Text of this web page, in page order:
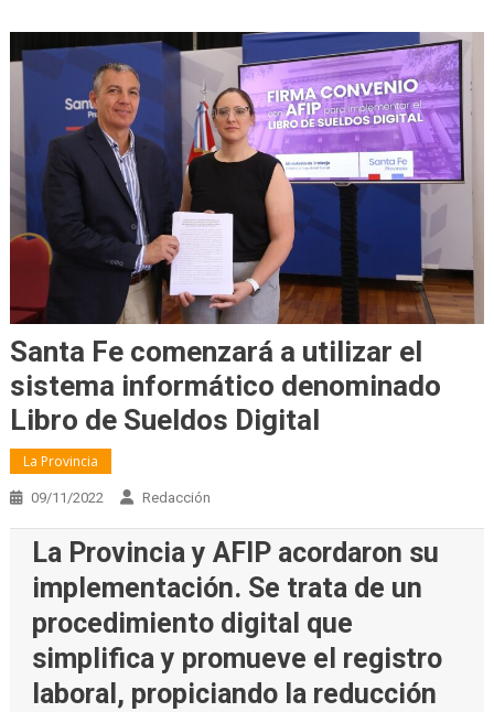
Santa Fe comenzará a utilizar el
sistema informático denominado
Libro de Sueldos Digital
La Provincia
09/11/2022 Redacción
La Provincia y AFIP acordaron su
implementación. Se trata de un
procedimiento digital que
simplifica y promueve el registro
laboral, propiciando la reducción